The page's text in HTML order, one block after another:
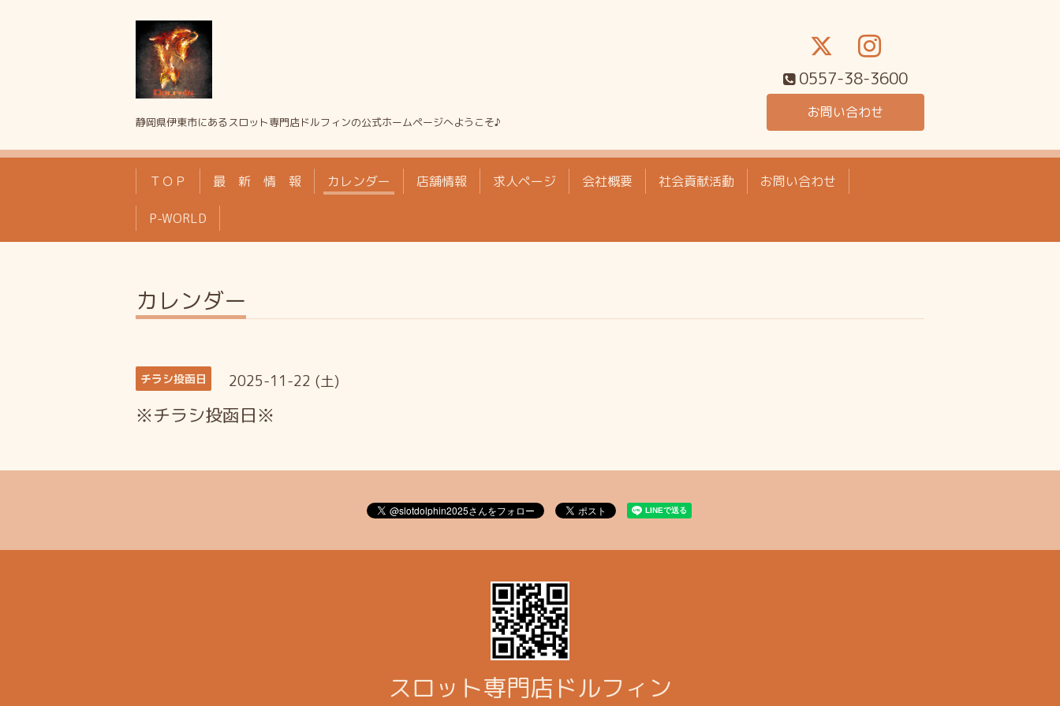
静岡県伊東市にあるスロット専門店ドルフィンの公式ホームページへようこそ♪
0557-38-3600
お問い合わせ
ＴＯＰ 最 新 情 報 カレンダー 店舗情報 求人ページ 会社概要 社会貢献活動 お問い合わせ
P-WORLD
カレンダー
チラシ投函日 2025-11-22 (土)
※チラシ投函日※
スロット専門店ドルフィン